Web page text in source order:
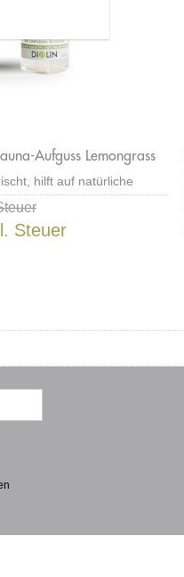
Aufguss Lemongrass
hilft auf natürliche
Unruhe abzubauen.
Steuer